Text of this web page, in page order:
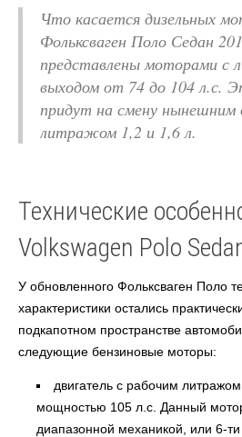
Что касается дизельных
Фольксваген Поло Седан
представлены моторами с
выходом от 74 до 104 л.с.
придут на смену нынешним
литражом 1,2 и 1,6 л.
Технические
Volkswagen Polo
У обновленного Фольксваген Поло
характеристики остались
подкапотном пространстве
следующие бензиновые моторы:
двигатель с рабочим
мощностью 105 л.с. Данный
диапазонной механикой, или 6-